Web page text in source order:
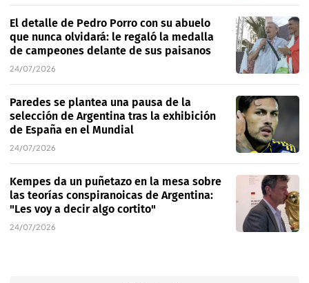
El detalle de Pedro Porro con su abuelo
que nunca olvidará: le regaló la medalla
de campeones delante de sus paisanos
24/07/2026
Paredes se plantea una pausa de la
selección de Argentina tras la exhibición
de España en el Mundial
24/07/2026
Kempes da un puñetazo en la mesa sobre
las teorías conspiranoicas de Argentina:
"Les voy a decir algo cortito"
24/07/2026